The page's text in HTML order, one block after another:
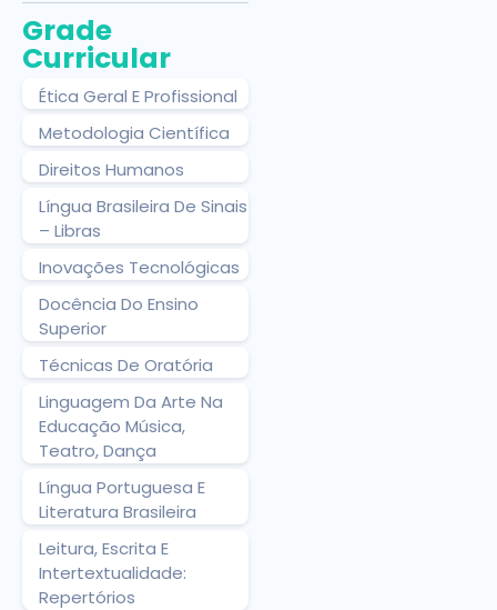
Grade
Curricular
Ética Geral E Profissional
Metodologia Científica
Direitos Humanos
Língua Brasileira De Sinais
– Libras
Inovações Tecnológicas
Docência Do Ensino
Superior
Técnicas De Oratória
Linguagem Da Arte Na
Educação Música,
Teatro, Dança
Língua Portuguesa E
Literatura Brasileira
Leitura, Escrita E
Intertextualidade:
Repertórios